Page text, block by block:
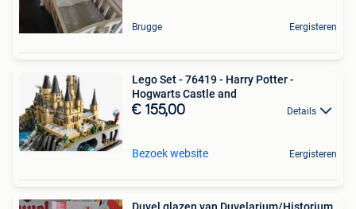
Brugge Eergisteren
Lego Set - 76419 - Harry Potter -
Hogwarts Castle and
€ 155,00 Details
Bezoek website Eergisteren